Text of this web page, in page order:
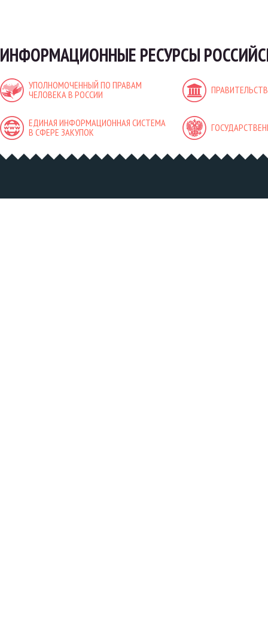
ИНФОРМАЦИОННЫЕ РЕСУРСЫ
УПОЛНОМОЧЕННЫЙ ПО ПРАВАМ
ЧЕЛОВЕКА В РОССИИ
ЕДИНАЯ ИНФОРМАЦИОННАЯ СИСТЕМА
В СФЕРЕ ЗАКУПОК